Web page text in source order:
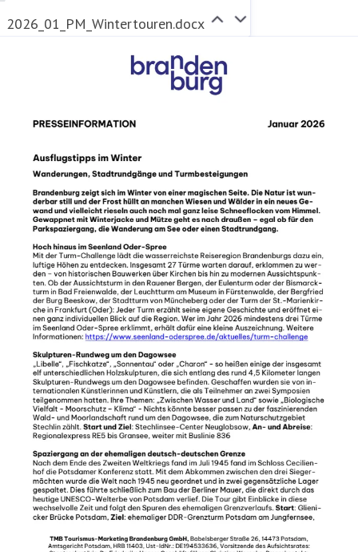
2026_01_PM_Wintertouren.docx